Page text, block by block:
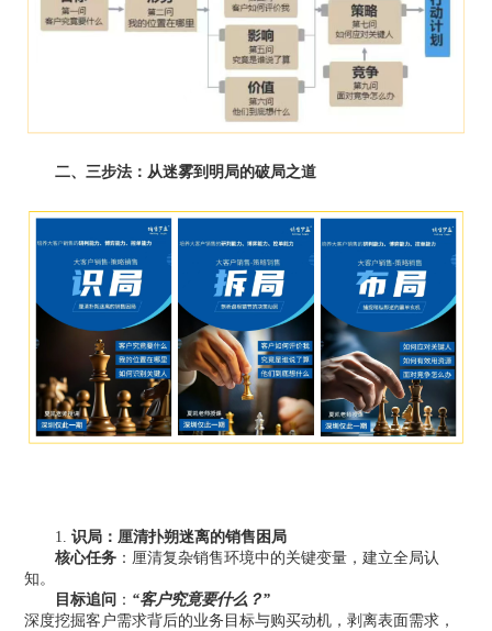
二、 三步法：从迷雾到明局的破局之道
1.
识局：厘清扑朔迷离的销售困局
核心任务 ：厘清复杂销售环境中的关键变量，建立全局认
知。
目标追问 ： “客户究竟要什么？”
深度挖掘客户需求背后的业务目标与购买动机，剥离表面需求，